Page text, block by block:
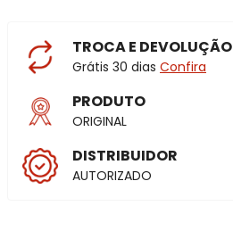
TROCA E DEVOLUÇÃO
Grátis 30 dias Confira
PRODUTO
ORIGINAL
DISTRIBUIDOR
AUTORIZADO